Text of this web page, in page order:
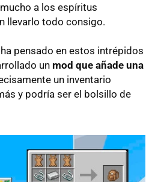
a los espíritus
llevarlo todo consigo.
pensado en estos intrépidos
un mod que añade una
un inventario
y podría ser el bolsillo de